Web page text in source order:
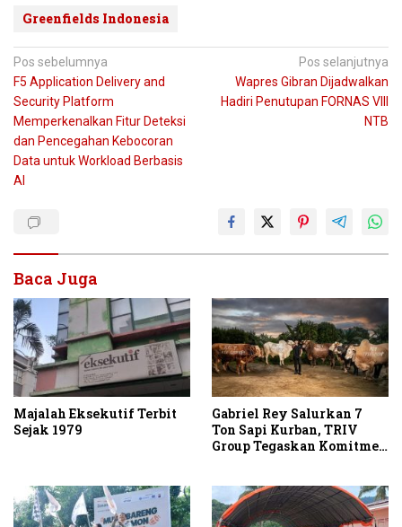
Greenfields Indonesia
Navigasi
pos
Pos sebelumnya
F5 Application Delivery and
Security Platform
Memperkenalkan Fitur Deteksi
dan Pencegahan Kebocoran
Data untuk Workload Berbasis
AI
Pos selanjutnya
Wapres Gibran Dijadwalkan
Hadiri Penutupan FORNAS VIII
NTB
Baca Juga
Majalah Eksekutif Terbit
Sejak 1979
Gabriel Rey Salurkan 7
Ton Sapi Kurban, TRIV
Group Tegaskan Komitmen